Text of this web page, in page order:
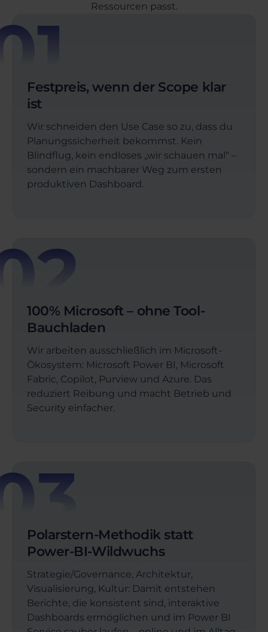
Ressourcen passt.
Festpreis, wenn der Scope klar
ist
Wir schneiden den Use Case so zu, dass du
Planungssicherheit bekommst. Kein
Blindflug, kein endloses „wir schauen mal“ –
sondern ein machbarer Weg zum ersten
produktiven Dashboard.
100% Microsoft – ohne Tool-
Bauchladen
Wir arbeiten ausschließlich im Microsoft-
Ökosystem: Microsoft Power BI, Microsoft
Fabric, Copilot, Purview und Azure. Das
reduziert Reibung und macht Betrieb und
Security einfacher.
Polarstern-Methodik statt
Power-BI-Wildwuchs
Strategie/Governance, Architektur,
Visualisierung, Kultur: Damit entstehen
Berichte, die konsistent sind, interaktive
Dashboards ermöglichen und im Power BI